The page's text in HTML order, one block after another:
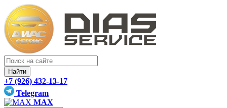
Найти
+7 (926) 432-13-17
Telegram
MAX